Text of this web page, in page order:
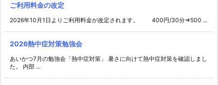
ご利用料金の改定
2026年10月1日よりご利用料金が改定されます。 400円/30分⇒500 ...
2026熱中症対策勉強会
あいかつ7月の勉強会「熱中症対策」 暑さに向けて熱中症対策を確認しまし
た。 内部 ...